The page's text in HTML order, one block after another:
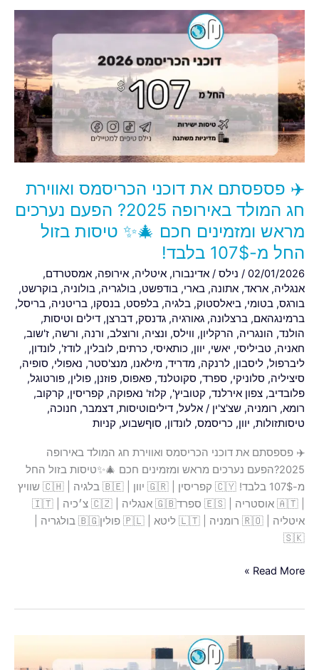
✈️ פספסתם את דוכני הכריסמס ואווירת
חג המולד באירופה 2025? הפעם נערכים
מראש ומזמינים חכם 🎄✨ טיסות בזול
החל מ-107$ בלבד!
02/01/2026
/ נילס / אדינבורו, איטליה, אירופה, אמסטרדם,
אנגליה, אראד, אתונה, בארי, בודפשט, בולגריה, בולוניה, בוקרשט,
בורגס, בטומי, ביאלסטוק, בלגיה, בלפסט, בנסקו, בריטניה, בריסל,
ברמינגהאם, ברצלונה, גאורגיה, גדנסק, דברצן, דילים וטיסות,
הולנד, הונגריה, הרקליון, ווילס, ונציה, ורוצלב, ורנה, ורשה, ז'שוב,
חאניה, טביליסי, יאשי, יוון, כותאיסי, כרתים, לובלין, לודז', לונדון,
ליברפול, ליסבון, לרנקה, מדריד, מילאנו, מנצ'סטר, נאפולי, סופיה,
סיציליה, סלוניקי, ספרד, סקוטלנד, פאפוס, פוזנן, פולין, פורטוגל,
פלובדיב, צפון אירלנד, קטוביץ', קלוז' נאפוקה, קפריסין, קרקוב,
רומא, רומניה, שצ'צ'ין / אלעל, דיליםוטיסות, דצמבר, חנוכה,
טיסותזולות, יוון, כריסמס, לונדון, סוףשבוע, קניות
✈️ פספסתם את דוכני הכריסמס ואווירת חג המולד באירופה
2025?הפעם נערכים מראש ומזמינים חכם 🎄✨טיסות בזול החל
מ-107$ בלבד! 🇨🇾 קפריסין | 🇬🇷 יוון | 🇧🇪 בלגיה | 🇨🇭 שוויץ
| 🇦🇹 אוסטריה | 🇪🇸 ספרד🇬🇧 אנגליה | 🇨🇿 צ׳כיה | 🇮🇹
איטליה | 🇷🇴 רומניה | 🇱🇹 ליטא | 🇵🇱 פולין🇧🇬 בולגריה |
🇸🇰
✈️
פספסתם
את
הכריסמס
ואווירת
חג
המולד
באירופה
הפעם
נערכים
ומזמינים
חכם
🎄
✨
טיסות
בזול
מ-107$
בלבד!
Read More »
סוכות